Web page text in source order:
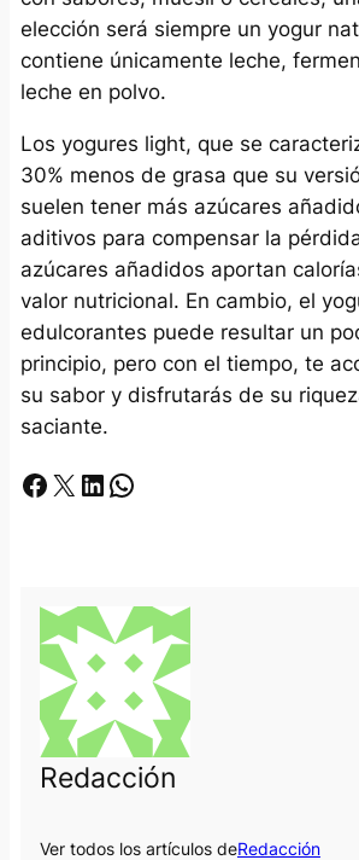
elección será siempre un yogur
contiene únicamente leche,
leche en polvo.
Los yogures light, que se
30% menos de grasa que su
suelen tener más azúcares
aditivos para compensar la
azúcares añadidos aportan
valor nutricional. En cambio, el
edulcorantes puede resultar un
principio, pero con el tiempo, te
su sabor y disfrutarás de su
saciante.
Facebook X LinkedIn Whatsapp
Redacción
Ver todos los artículos deRedacción